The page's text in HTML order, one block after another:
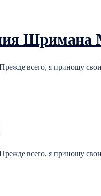
Шримана
всего, я приношу
всего, я приношу